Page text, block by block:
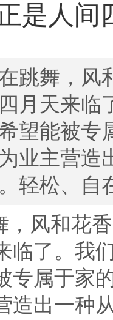
是人间
跳舞，风
月天来
望能被专
业主营造
轻松、
，风和花
临了。我
专属于家
造出一种